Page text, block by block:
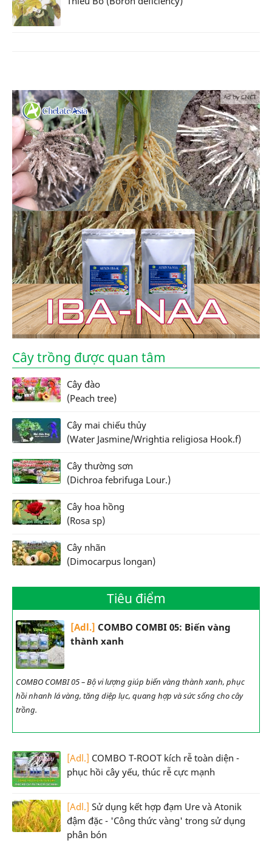
Ad by CNCT
Cây trồng được quan tâm
Cây đào
(Peach tree)
Cây mai chiếu thủy
(Water Jasmine/Wrightia religiosa Hook.f)
Cây thường sơn
(Dichroa febrifuga Lour.)
Cây hoa hồng
(Rosa sp)
Cây nhãn
(Dimocarpus longan)
Tiêu điểm
[Adl.] COMBO COMBI 05: Biến vàng
thành xanh
COMBO COMBI 05 – Bộ vi lượng giúp biến vàng thành xanh, phục
hồi nhanh lá vàng, tăng diệp lục, quang hợp và sức sống cho cây
trồng.
[Adl.] COMBO T-ROOT kích rễ toàn diện -
phục hồi cây yếu, thúc rễ cực mạnh
[Adl.] Sử dụng kết hợp đạm Ure và Atonik
đậm đặc - 'Công thức vàng' trong sử dụng
phân bón